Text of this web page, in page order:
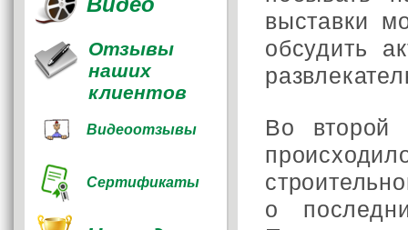
выставки
обсудить
Во второй
о
Отзывы
наших
клиентов
Видеоотзывы
Сертификаты